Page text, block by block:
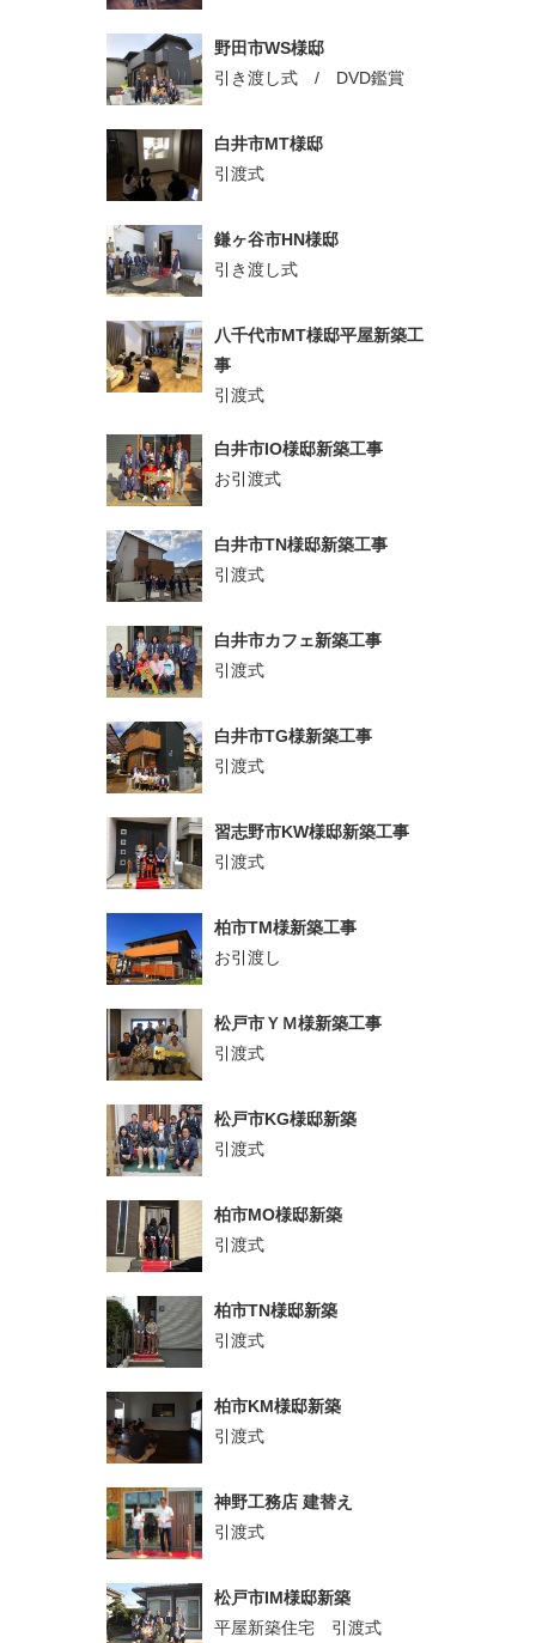
野田市WS様邸
引き渡し式 / DVD鑑賞
白井市MT様邸
引渡式
鎌ヶ谷市HN様邸
引き渡し式
八千代市MT様邸平屋新築工
事
引渡式
白井市IO様邸新築工事
お引渡式
白井市TN様邸新築工事
引渡式
白井市カフェ新築工事
引渡式
白井市TG様新築工事
引渡式
習志野市KW様邸新築工事
引渡式
柏市TM様新築工事
お引渡し
松戸市ＹＭ様新築工事
引渡式
松戸市KG様邸新築
引渡式
柏市MO様邸新築
引渡式
柏市TN様邸新築
引渡式
柏市KM様邸新築
引渡式
神野工務店 建替え
引渡式
松戸市IM様邸新築
平屋新築住宅 引渡式